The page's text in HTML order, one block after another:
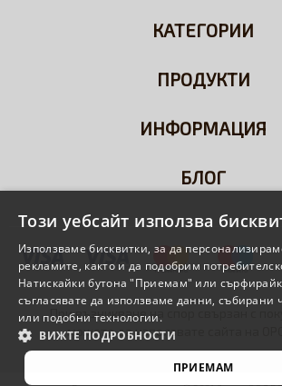
КАТЕГОРИИ
ПРОДУКТИ
ИНФОРМАЦИЯ
БЛОГ
При възникване на спор свързан с
можете да използвате сайта на
Този уебсайт използва
Използваме бисквитки, за да
рекламите, както и да подобрим
Натискайки бутона "Приемам" или
съгласявате да използваме данни, събирани
или подобни технологии.
ВИЖТЕ ПОДРОБНОСТИ
ПРИЕМАМ